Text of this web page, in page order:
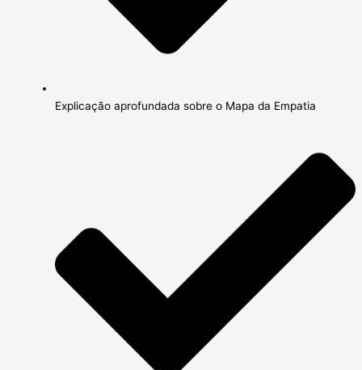
Explicação aprofundada sobre o Mapa da Empatia